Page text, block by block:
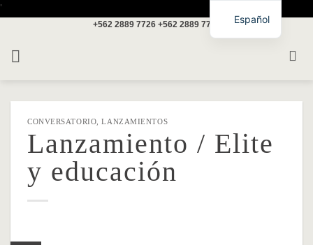
'
+562 2889 7726 +562 2889 7717
CONVERSATORIO ,LANZAMIENTOS
Lanzamiento / Elite
y educación
Español